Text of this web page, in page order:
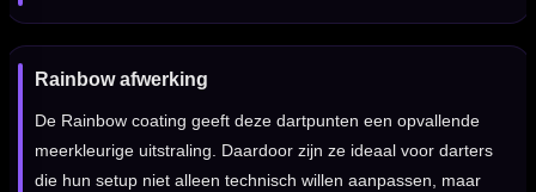
Rainbow afwerking
De Rainbow coating geeft deze dartpunten een opvallende
meerkleurige uitstraling. Daardoor zijn ze ideaal voor darters
die hun setup niet alleen technisch willen aanpassen, maar